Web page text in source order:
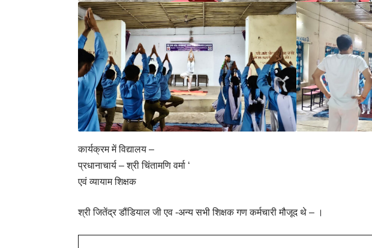
कार्यक्रम में विद्यालय –
प्रधानाचार्य – श्री चिंतामणि वर्मा ‘
एवं व्यायाम शिक्षक
श्री जितेंद्र डौंडियाल जी एव -अन्य सभी शिक्षक गण कर्मचारी मौजूद थे – ।